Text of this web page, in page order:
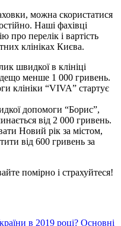
можна скористатися
Наші фахівці
про перелік і вартість
клініках Києва.
швидкої в клініці
дещо менше 1 000 гривень.
клініки “VIVA” стартує
допомоги “Борис”,
від 2 000 гривень.
Новий рік за містом,
від 600 гривень за
помірно і страхуйтеся!